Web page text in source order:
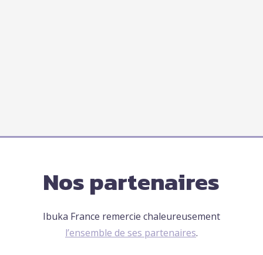
Nos partenaires
Ibuka France remercie chaleureusement
l’ensemble de ses partenaires.